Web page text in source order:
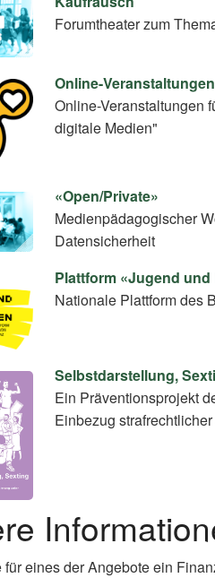
Forumtheater zum
Online-
Online-Veranstaltungen
digitale Medien"
«Open/Private»
Medienpädagogischer
Datensicherheit
Plattform «Jugend und
Nationale Plattform des
Selbstdarstellung,
Ein Präventionsprojekt
Einbezug
für eines der Angebote ein